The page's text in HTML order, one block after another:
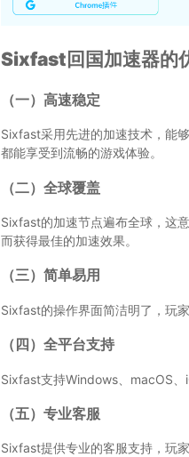
Sixfast回国加速器的
（一）高速稳定
Sixfast采用先进的加速技术，能
都能享受到流畅的游戏体验。
（二）全球覆盖
Sixfast的加速节点遍布全球，这
而获得最佳的加速效果。
（三）简单易用
Sixfast的操作界面简洁明了，玩
（四）全平台支持
Sixfast支持Windows、macOS、
（五）专业客服
Sixfast提供专业的客服支持，玩